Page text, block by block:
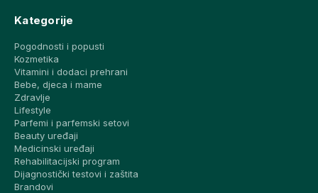
Kategorije
Pogodnosti i popusti
Kozmetika
Vitamini i dodaci prehrani
Bebe, djeca i mame
Zdravlje
Lifestyle
Parfemi i parfemski setovi
Beauty uređaji
Medicinski uređaji
Rehabilitacijski program
Dijagnostički testovi i zaštita
Brandovi